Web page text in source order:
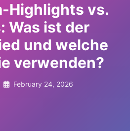
Highlights vs.
Was ist der
und welche
verwenden?
February 24, 2026